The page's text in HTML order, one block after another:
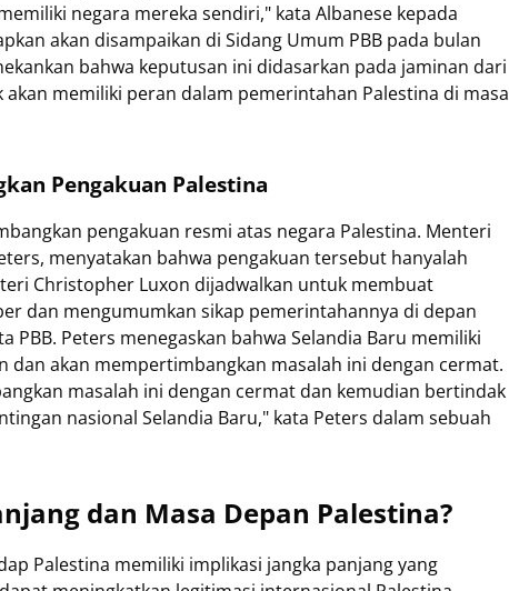
negara mereka sendiri," kata Albanese kepada
akan disampaikan di Sidang Umum PBB pada bulan
bahwa keputusan ini didasarkan pada jaminan dari
memiliki peran dalam pemerintahan Palestina di masa
Pengakuan Palestina
pengakuan resmi atas negara Palestina. Menteri
menyatakan bahwa pengakuan tersebut hanyalah
Christopher Luxon dijadwalkan untuk membuat
dan mengumumkan sikap pemerintahannya di depan
PBB. Peters menegaskan bahwa Selandia Baru memiliki
dan akan mempertimbangkan masalah ini dengan cermat.
masalah ini dengan cermat dan kemudian bertindak
nasional Selandia Baru," kata Peters dalam sebuah
dan Masa Depan Palestina?
Palestina memiliki implikasi jangka panjang yang